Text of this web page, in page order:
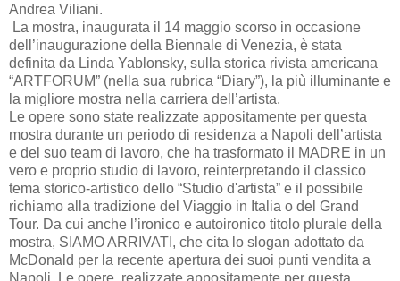
Andrea Viliani.
La mostra, inaugurata il 14 maggio scorso in occasione
dell’inaugurazione della Biennale di Venezia, è stata
definita da Linda Yablonsky, sulla storica rivista americana
“ARTFORUM” (nella sua rubrica “Diary”), la più illuminante e
la migliore mostra nella carriera dell’artista.
Le opere sono state realizzate appositamente per questa
mostra durante un periodo di residenza a Napoli dell’artista
e del suo team di lavoro, che ha trasformato il MADRE in un
vero e proprio studio di lavoro, reinterpretando il classico
tema storico-artistico dello “Studio d'artista” e il possibile
richiamo alla tradizione del Viaggio in Italia o del Grand
Tour. Da cui anche l’ironico e autoironico titolo plurale della
mostra, SIAMO ARRIVATI, che cita lo slogan adottato da
McDonald per la recente apertura dei suoi punti vendita a
Napoli. Le opere, realizzate appositamente per questa